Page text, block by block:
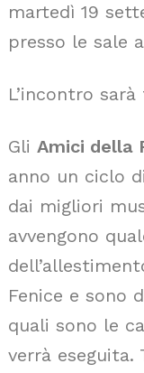
martedì 19
presso le sale
L’incontro
Gli Amici della
anno un ciclo
dai migliori
avvengono
Fenice e sono
quali sono le
verrà